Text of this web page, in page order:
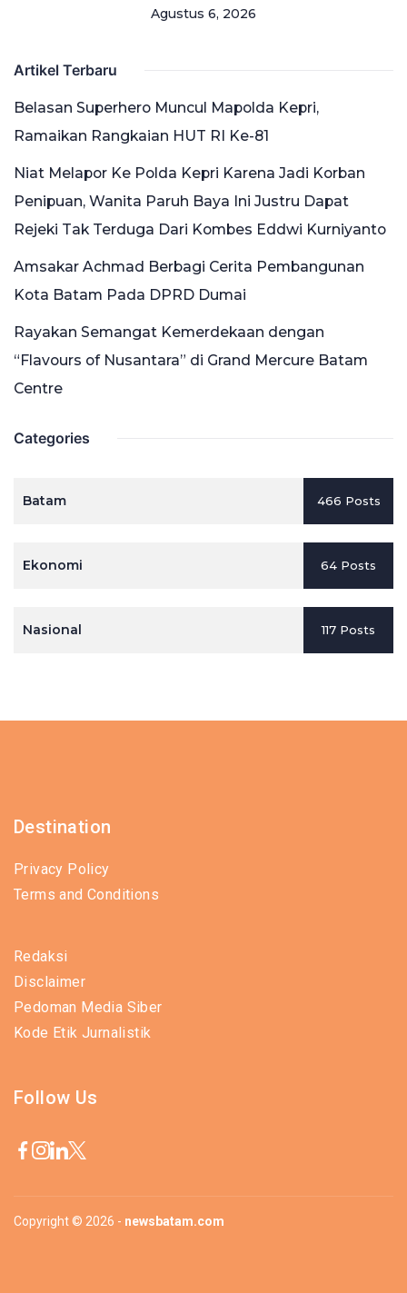
Agustus 6, 2026
Artikel Terbaru
Belasan Superhero Muncul Mapolda Kepri,
Ramaikan Rangkaian HUT RI Ke-81
Niat Melapor Ke Polda Kepri Karena Jadi Korban
Penipuan, Wanita Paruh Baya Ini Justru Dapat
Rejeki Tak Terduga Dari Kombes Eddwi Kurniyanto
Amsakar Achmad Berbagi Cerita Pembangunan
Kota Batam Pada DPRD Dumai
Rayakan Semangat Kemerdekaan dengan
“Flavours of Nusantara” di Grand Mercure Batam
Centre
Categories
Batam 466 Posts
Ekonomi 64 Posts
Nasional 117 Posts
Destination
Privacy Policy
Terms and Conditions
Redaksi
Disclaimer
Pedoman Media Siber
Kode Etik Jurnalistik
Follow Us
Copyright © 2026 - newsbatam.com